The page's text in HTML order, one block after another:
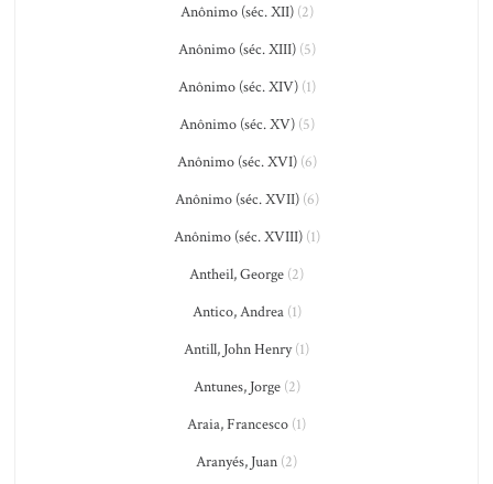
Anônimo (séc. XII)(2)
Anônimo (séc. XIII)(5)
Anônimo (séc. XIV)(1)
Anônimo (séc. XV)(5)
Anônimo (séc. XVI)(6)
Anônimo (séc. XVII)(6)
Anônimo (séc. XVIII)(1)
Antheil, George (2)
Antico, Andrea(1)
Antill, John Henry(1)
Antunes, Jorge(2)
Araia, Francesco (1)
Aranyés, Juan (2)